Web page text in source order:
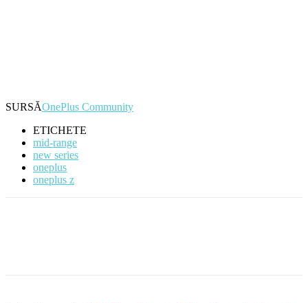
SURSĂOnePlus Community
ETICHETE
mid-range
new series
oneplus
oneplus z